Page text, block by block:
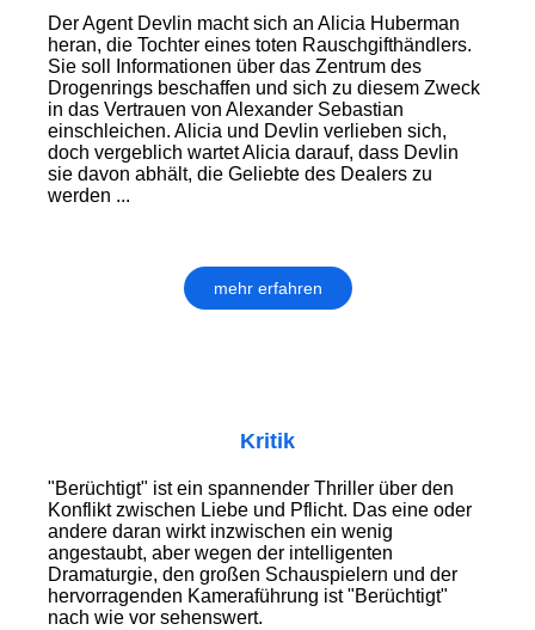
Der Agent Devlin macht sich an Alicia Huberman
heran, die Tochter eines toten Rauschgifthändlers.
Sie soll Informationen über das Zentrum des
Drogenrings beschaffen und sich zu diesem Zweck
in das Vertrauen von Alexander Sebastian
einschleichen. Alicia und Devlin verlieben sich,
doch vergeblich wartet Alicia darauf, dass Devlin
sie davon abhält, die Geliebte des Dealers zu
werden ...
mehr erfahren
Kritik
"Berüchtigt" ist ein spannender Thriller über den
Konflikt zwischen Liebe und Pflicht. Das eine oder
andere daran wirkt inzwischen ein wenig
angestaubt, aber wegen der intelligenten
Dramaturgie, den großen Schauspielern und der
hervorragenden Kameraführung ist "Berüchtigt"
nach wie vor sehenswert.